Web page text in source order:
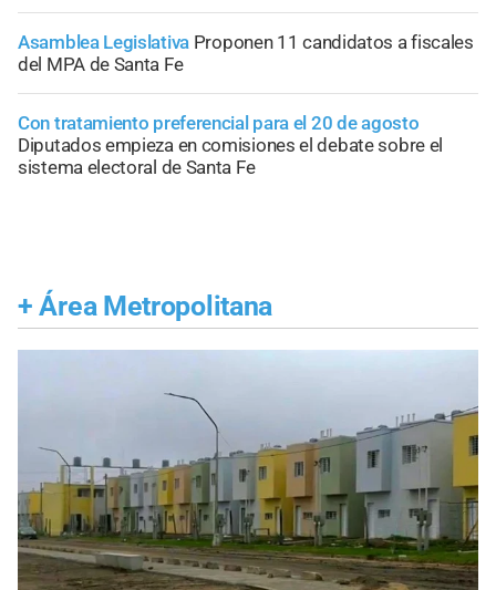
Asamblea Legislativa Proponen 11 candidatos a fiscales
del MPA de Santa Fe
Con tratamiento preferencial para el 20 de agosto
Diputados empieza en comisiones el debate sobre el
sistema electoral de Santa Fe
+ Área Metropolitana